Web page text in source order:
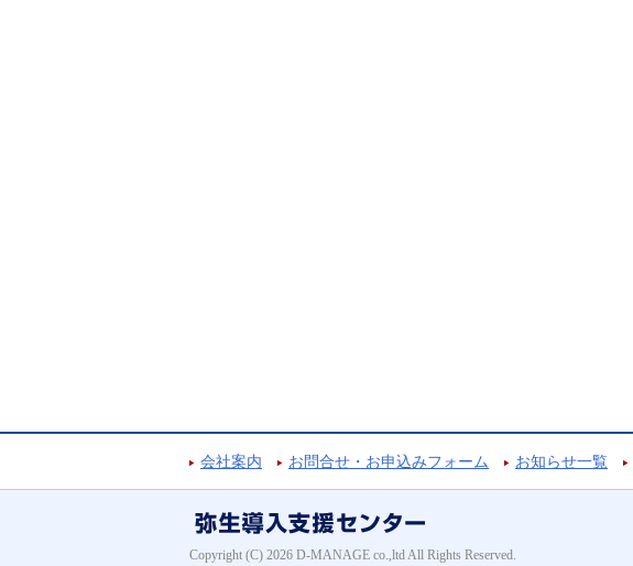
会社案内 お問合せ・お申込みフォーム お知らせ一覧
Copyright (C) 2026 D-MANAGE co.,ltd All Rights Reserved.